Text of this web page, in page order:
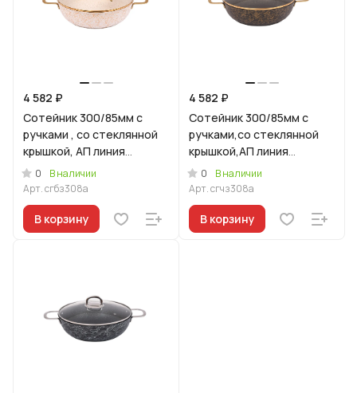
4 582 ₽
Сотейник 300/85мм с
ручками , со стеклянной
крышкой, АП линия
"Грация" (белый/золото)
0
В наличии
Арт.сгбз308а
В корзину
4 582 ₽
Сотейник 300/85мм с
ручками,со стеклянной
крышкой,АП линия
"Грация"(черный/золото)
0
В наличии
Арт.сгчз308а
В корзину